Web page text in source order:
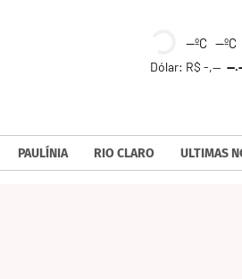
--ºC --ºC
Dólar: R$ -,----
PAULÍNIA RIO CLARO ULTIMAS